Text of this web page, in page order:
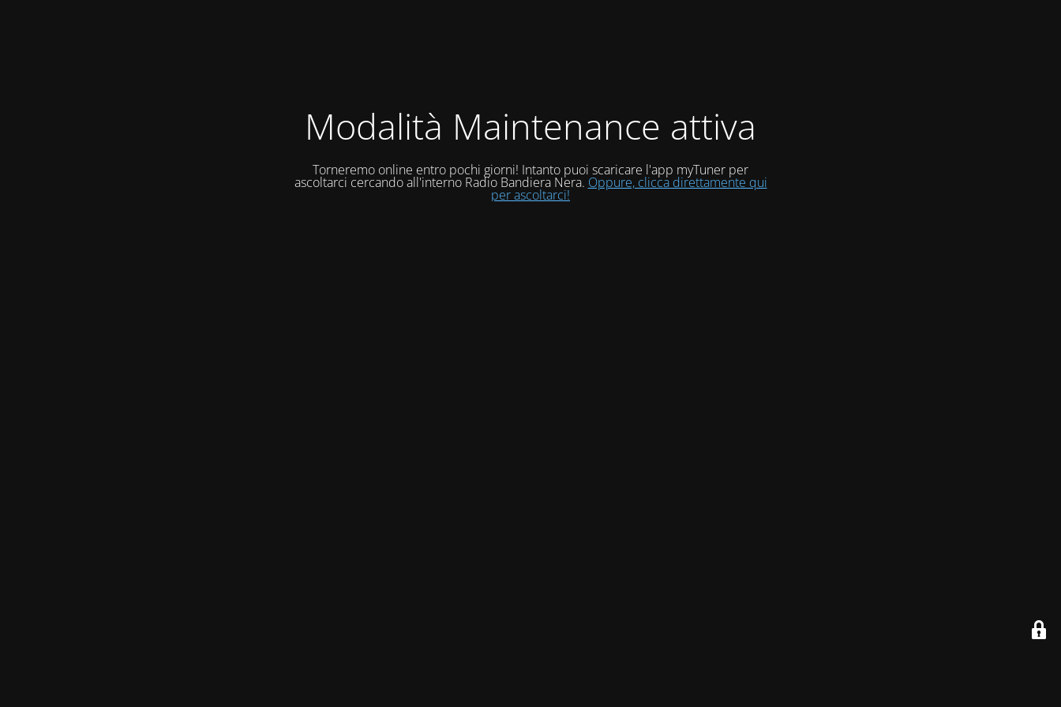
Modalità Maintenance attiva
Torneremo online entro pochi giorni! Intanto puoi scaricare l'app myTuner per
ascoltarci cercando all'interno Radio Bandiera Nera. Oppure, clicca direttamente qui
per ascoltarci!